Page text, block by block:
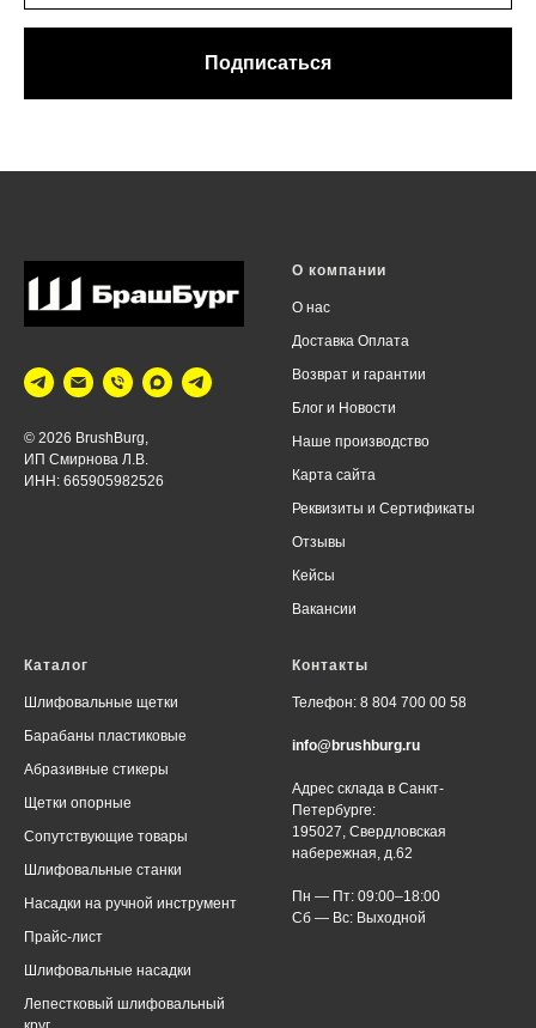
Подписаться
© 2026 BrushBurg,
ИП Смирнова Л.В.
ИНН: 665905982526
О компании
О нас
Доставка Оплата
Возврат и гарантии
Блог и Новости
Наше производство
Карта сайта
Реквизиты и Сертификаты
Отзывы
Кейсы
Вакансии
Каталог
Шлифовальные щетки
Барабаны пластиковые
Абразивные стикеры
Щетки опорные
Сопутствующие товары
Шлифовальные станки
Насадки на ручной инструмент
Прайс-лист
Шлифовальные насадки
Лепестковый шлифовальный
Контакты
Телефон: 8 804 700 00 58
info@brushburg.ru
Адрес склада в Санкт-
Петербурге:
195027, Свердловская
набережная, д.62
Пн — Пт: 09:00–18:00
Сб — Вс: Выходной